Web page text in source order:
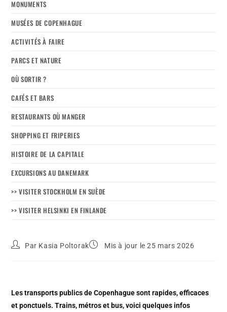
MONUMENTS
MUSÉES DE COPENHAGUE
ACTIVITÉS À FAIRE
PARCS ET NATURE
OÙ SORTIR ?
CAFÉS ET BARS
RESTAURANTS OÙ MANGER
SHOPPING ET FRIPERIES
HISTOIRE DE LA CAPITALE
EXCURSIONS AU DANEMARK
>> VISITER STOCKHOLM EN SUÈDE
>> VISITER HELSINKI EN FINLANDE
Par Kasia Poltorak Mis à jour le 25 mars 2026
Les transports publics de Copenhague sont rapides, efficaces
et ponctuels. Trains, métros et bus, voici quelques infos